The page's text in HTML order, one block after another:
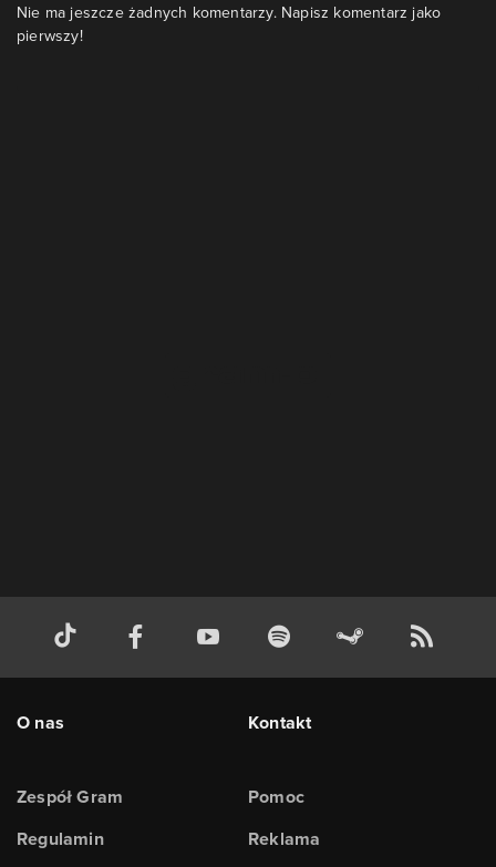
Nie ma jeszcze żadnych komentarzy. Napisz komentarz jako
pierwszy!
O nas
Zespół Gram
Regulamin
Kontakt
Pomoc
Reklama